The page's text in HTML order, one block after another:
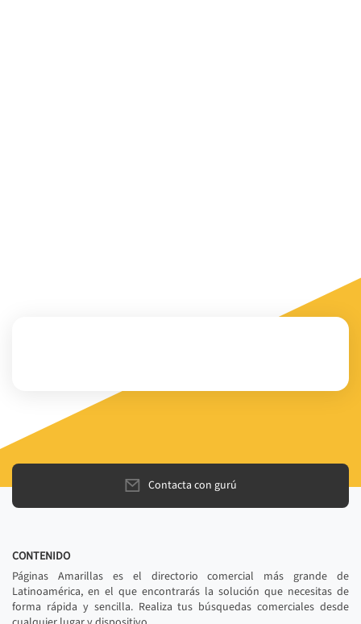
Contacta con gurú
CONTENIDO
Páginas Amarillas es el directorio comercial más grande de
Latinoamérica, en el que encontrarás la solución que necesitas de
forma rápida y sencilla. Realiza tus búsquedas comerciales desde